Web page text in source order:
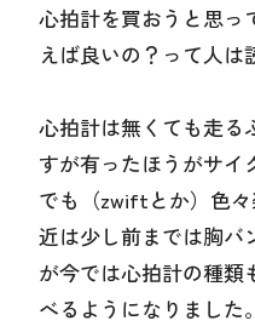
心拍計を買おうと思っ
えば良いの？って人は
心拍計は無くても走る
すが有ったほうがサイ
でも（zwiftとか）色
近は少し前までは胸バ
が今では心拍計の種類
べるようになりました。